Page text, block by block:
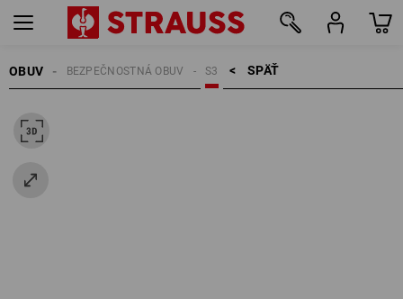
OBUV SPÄŤ    >
S3
BEZPEČNOSTNÁ OBUV